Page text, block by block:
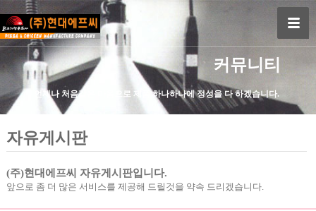
커뮤니티
언제나 처음같은 마음으로 제품 하나하나에 정성을 다 하겠습니다.
자유게시판
(주)현대에프씨 자유게시판입니다.
앞으로 좀 더 많은 서비스를 제공해 드릴것을 약속 드리겠습니다.